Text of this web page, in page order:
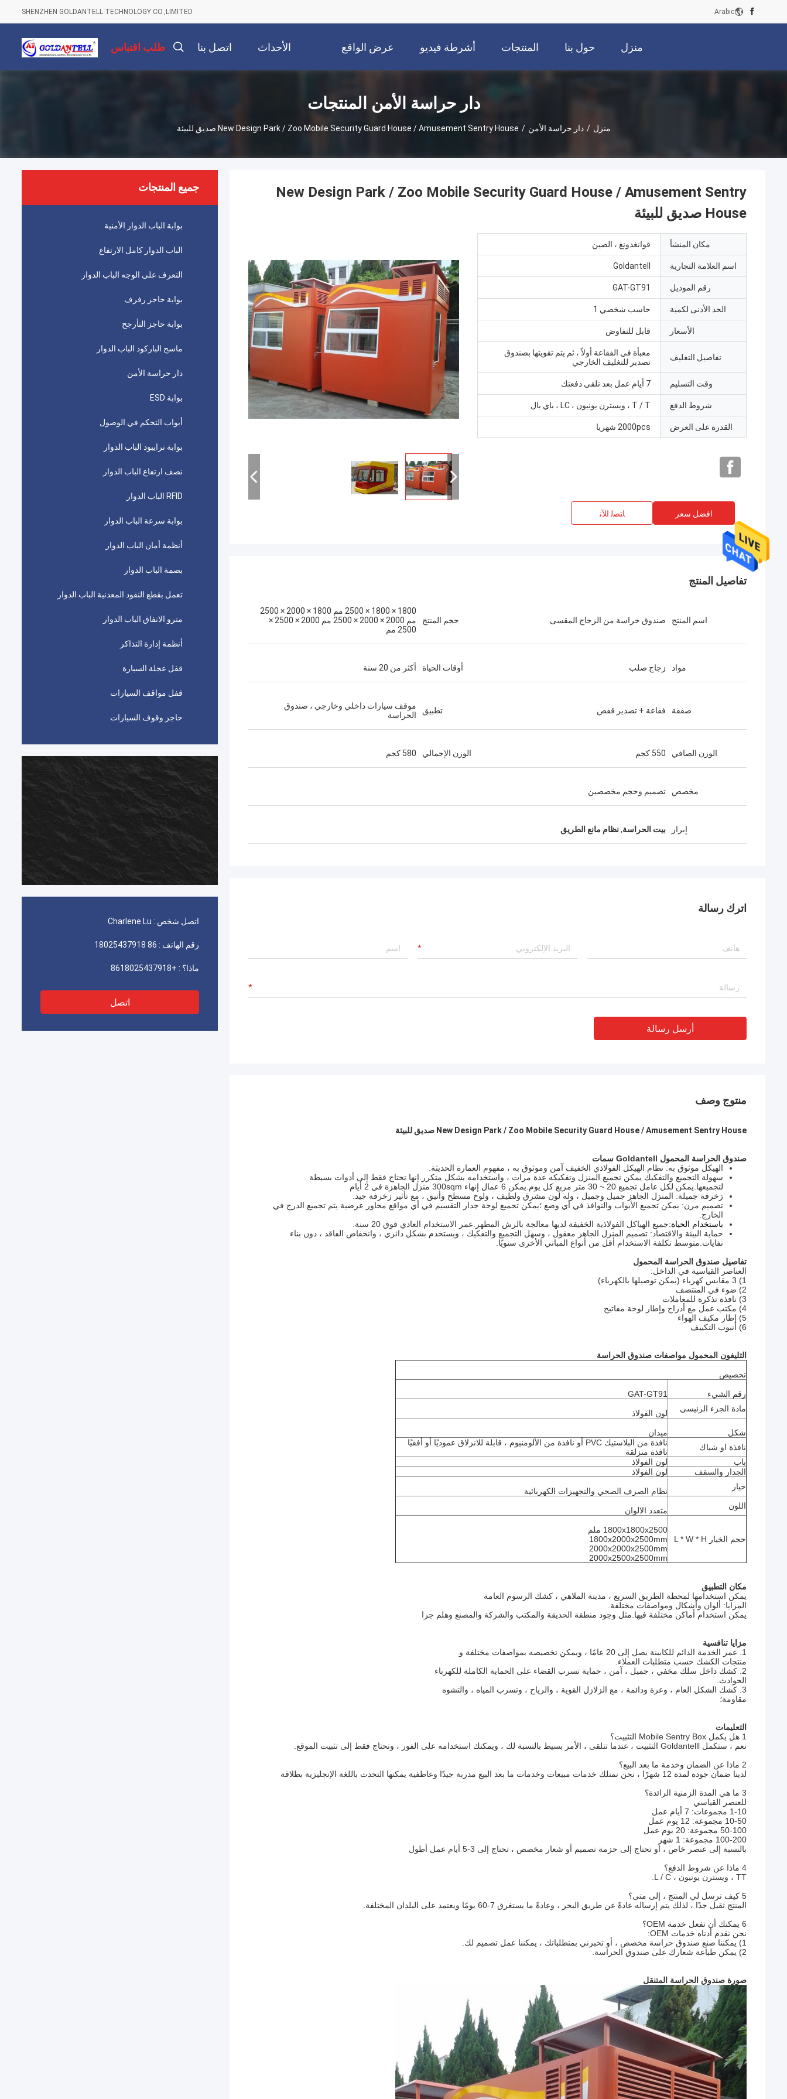
SHENZHEN GOLDANTELL TECHNOLOGY CO.,LIMITED Arabic
منزل حول بنا المنتجات أشرطة فيديو عرض الواقع
الافتراضي
الأحداث اتصل بنا طلب اقتباس
دار حراسة الأمن المنتجات
منزل / دار حراسة الأمن / New Design Park / Zoo Mobile Security Guard House / Amusement Sentry House صديق للبيئة
جميع المنتجات
بوابة الباب الدوار الأمنية
الباب الدوار كامل الارتفاع
التعرف على الوجه الباب الدوار
بوابة حاجز رفرف
بوابة حاجز التأرجح
ماسح الباركود الباب الدوار
دار حراسة الأمن
بوابة ESD
أبواب التحكم في الوصول
بوابة ترايبود الباب الدوار
نصف ارتفاع الباب الدوار
RFID الباب الدوار
بوابة سرعة الباب الدوار
أنظمة أمان الباب الدوار
بصمة الباب الدوار
تعمل بقطع النقود المعدنية الباب الدوار
مترو الانفاق الباب الدوار
أنظمة إدارة التذاكر
قفل عجلة السيارة
قفل مواقف السيارات
حاجز وقوف السيارات
اتصل شخص : Charlene Lu
رقم الهاتف : 86 18025437918
ماذا؟ : +8618025437918
اتصل
New Design Park / Zoo Mobile Security Guard House / Amusement Sentry
House صديق للبيئة
مكان المنشأ قوانغدونغ ، الصين
اسم العلامة التجارية Goldantell
رقم الموديل GAT-GT91
الحد الأدنى لكمية حاسب شخصي 1
الأسعار قابل للتفاوض
تفاصيل التغليف
معبأة في الفقاعة أولاً ، ثم يتم تقويتها بصندوق
تصدير للتغليف الخارجي
وقت التسليم 7 أيام عمل بعد تلقي دفعتك
شروط الدفع T / T ، ويسترن يونيون ، LC ، باي بال
القدرة على العرض 2000pcs شهريا
افضل سعر ﺎﺘﺼﻟ ﺍﻶﻧ
تفاصيل المنتج
اسم المنتج صندوق حراسة من الزجاج المقسى حجم المنتج
1800 × 1800 × 2500 مم 1800 × 2000 × 2500
مم 2000 × 2000 × 2500 مم 2000 × 2500 ×
2500 مم
مواد زجاج صلب أوقات الحياة أكثر من 20 سنة
صفقة فقاعة + تصدير قفص تطبيق
موقف سيارات داخلي وخارجي ، صندوق
الحراسة
الوزن الصافي 550 كجم الوزن الإجمالي 580 كجم
مخصص تصميم وحجم مخصصين
إبراز بيت الحراسة,نظام مانع الطريق
اترك رسالة
أرسل رسالة
منتوج وصف
New Design Park / Zoo Mobile Security Guard House / Amusement Sentry House صديق للبيئة
صندوق الحراسة المحمول Goldantell
سمات
الهيكل موثوق به: نظام الهيكل الفولاذي الخفيف آمن وموثوق به ، مفهوم العمارة الحديثة.
سهولة التجميع والتفكيك يمكن تجميع المنزل وتفكيكه عدة مرات ، واستخدامه بشكل متكرر.إنها تحتاج فقط إلى أدوات بسيطة
لتجميعها.يمكن لكل عامل تجميع 20 ~ 30 متر مربع كل يوم.يمكن 6 عمال إنهاء 300sqm منزل الجاهزة في 2 أيام
زخرفة جميلة: المنزل الجاهز جميل وجميل ، وله لون مشرق ولطيف ، ولوح مسطح وأنيق ، مع تأثير زخرفة جيد.
تصميم مرن: يمكن تجميع الأبواب والنوافذ في أي وضع ؛يمكن تجميع لوحة جدار التقسيم في أي مواقع محاور عرضية.يتم تجميع الدرج في
الخارج.
باستخدام الحياة:جميع الهياكل الفولاذية الخفيفة لديها معالجة بالرش المطهر.عمر الاستخدام العادي فوق 20 سنة.
حماية البيئة والاقتصاد: تصميم المنزل الجاهز معقول ، وسهل التجميع والتفكيك ، ويستخدم بشكل دائري ، وانخفاض الفاقد ، دون بناء
نفايات.متوسط ​​تكلفة الاستخدام أقل من أنواع المباني الأخرى سنويًا.
تفاصيل صندوق الحراسة المحمول
العناصر القياسية في الداخل:
1) 3 مقابس كهرباء (يمكن توصيلها بالكهرباء)
2) ضوء في المنتصف
3) نافذة تذكرة للمعاملات
4) مكتب عمل مع أدراج وإطار لوحة مفاتيح
5) إطار مكيف الهواء
6) أنبوب التكييف
التليفون المحمول مواصفات صندوق الحراسة
تخصيص
رقم الشيء
GAT-GT91
مادة الجزء الرئيسي
لون الفولاذ
شكل
ميدان
نافذة او شباك
نافذة من البلاستيك PVC أو نافذة من الألومنيوم ، قابلة للانزلاق عموديًا أو أفقيًا
نافذة منزلقة
باب
لون الفولاذ
الجدار والسقف
لون الفولاذ
خيار
نظام الصرف الصحي والتجهيزات الكهربائية
اللون
متعدد الالوان
حجم الخيار L * W * H
1800x1800x2500 ملم
1800x2000x2500mm
2000x2000x2500mm
2000x2500x2500mm
مكان التطبيق
يمكن استخدامها لمحطة الطريق السريع ، مدينة الملاهي ، كشك الرسوم العامة
المزايا: ألوان وأشكال ومواصفات مختلفة.
يمكن استخدام أماكن مختلفة فيها.مثل وجود منطقة الحديقة والمكتب والشركة والمصنع وهلم جرا
مزايا تنافسية
1. عمر الخدمة الدائم للكابينة يصل إلى 20 عامًا ، ويمكن تخصيصه بمواصفات مختلفة و
منتجات الكشك حسب متطلبات العملاء.
2. كشك داخل سلك مخفي ، جميل ، آمن ، حماية تسرب القضاء على الحماية الكاملة للكهرباء
الحوادث.
3. كشك الشكل العام ، وعرة ودائمة ، مع الزلازل القوية ، والرياح ، وتسرب المياه ، والتشوه
مقاومة؛
التعليمات
1 هل يكمل Mobile Sentry Box التثبيت؟
نعم ، ستكمل Goldantelll التثبيت ، عندما تتلقى ، الأمر بسيط بالنسبة لك ، ويمكنك استخدامه على الفور ، وتحتاج فقط إلى تثبيت الموقع.
2 ماذا عن الضمان وخدمة ما بعد البيع؟
لدينا ضمان جودة لمدة 12 شهرًا ، نحن نمتلك خدمات مبيعات وخدمات ما بعد البيع مدربة جيدًا وعاطفية يمكنها التحدث باللغة الإنجليزية بطلاقة
3 ما هي المدة الزمنية الرائدة؟
للعنصر القياسي
1-10 مجموعات: 7 أيام عمل
10-50 مجموعة: 12 يوم عمل
50-100 مجموعة: 20 يوم عمل
100-200 مجموعة: 1 شهر
بالنسبة إلى عنصر خاص ، أو تحتاج إلى حزمة تصميم أو شعار مخصص ، تحتاج إلى 3-5 أيام عمل أطول
4 ماذا عن شروط الدفع؟
TT ، ويسترن يونيون ، L / C.
5 كيف ترسل لي المنتج ، إلى متى؟
المنتج ثقيل جدًا ، لذلك يتم إرساله عادةً عن طريق البحر ، وعادةً ما يستغرق 7-60 يومًا ويعتمد على البلدان المختلفة.
6 يمكنك أن تفعل خدمة OEM؟
نحن نقدم أدناه خدمات OEM:
1) يمكننا صنع صندوق حراسة مخصص ، أو تخبرني بمتطلباتك ، يمكننا عمل تصميم لك.
2) يمكن طباعة شعارك على صندوق الحراسة.
صورة صندوق الحراسة المتنقل